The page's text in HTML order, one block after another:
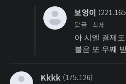
보엉이
답글 삭제
아 시엘 결제
불은 또 우째
Kkkk (175.126)